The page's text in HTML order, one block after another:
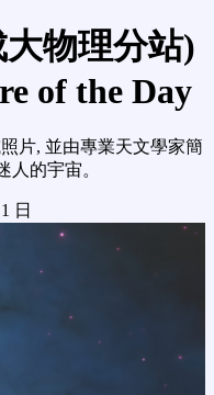
物理分站)
of the Day
片, 並由專業天文學家簡
人的宇宙。
日